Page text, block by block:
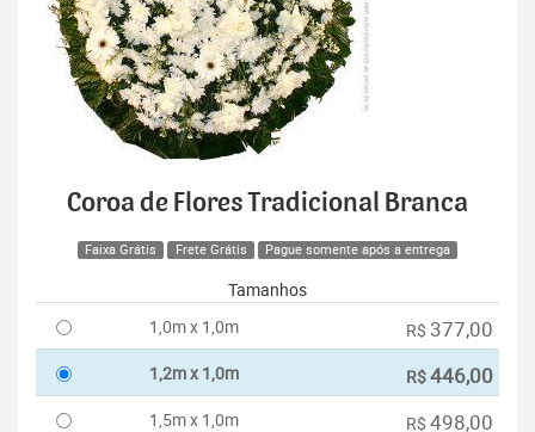
Coroa de Flores Tradicional Branca
Faixa Grátis Frete Grátis Pague somente após a entrega
Tamanhos
1,0m x 1,0m
R$ 377,00
1,2m x 1,0m R$446,00
1,5m x 1,0m R$ 498,00